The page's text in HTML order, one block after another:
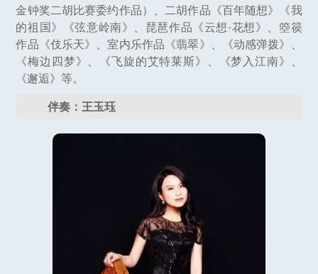
金钟奖二胡比赛委约作品）、二胡作品《百年随想》《我
的祖国》《弦意岭南》、琵琶作品《云想·花想》、箜篌
作品《伎乐天》、室内乐作品《翡翠》、《动感弹拨》、
《梅边四梦》、《飞旋的艾特莱斯》、《梦入江南》、
《邂逅》等。
伴奏：王玉珏